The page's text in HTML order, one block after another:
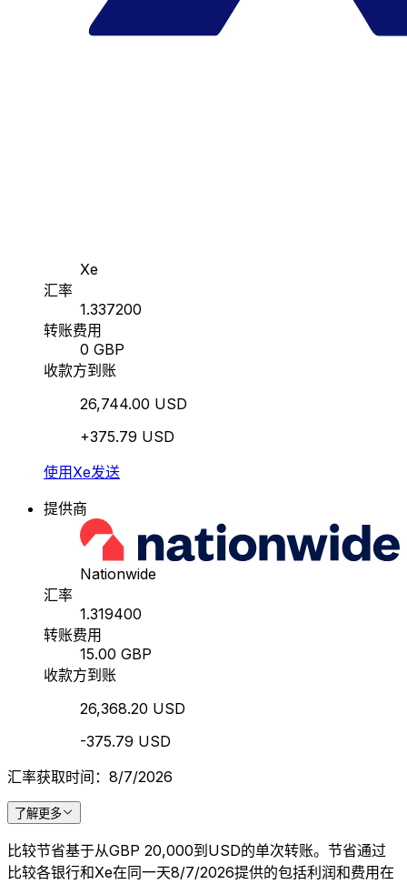
Xe
汇率
1.337200
转账费用
0 GBP
收款方到账
26,744.00 USD
+375.79 USD
使用Xe发送
提供商
Nationwide
汇率
1.319400
转账费用
15.00 GBP
收款方到账
26,368.20 USD
-375.79 USD
汇率获取时间：8/7/2026
了解更多
比较节省基于从GBP 20,000到USD的单次转账。节省通过
比较各银行和Xe在同一天8/7/2026提供的包括利润和费用在